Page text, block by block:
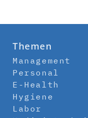
Themen
Management
Personal
E-Health
Hygiene
Labor